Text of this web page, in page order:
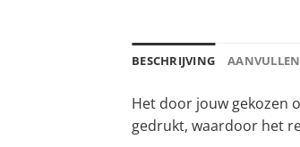
BESCHRIJVING
Het door jouw gekozen
gedrukt, waardoor het